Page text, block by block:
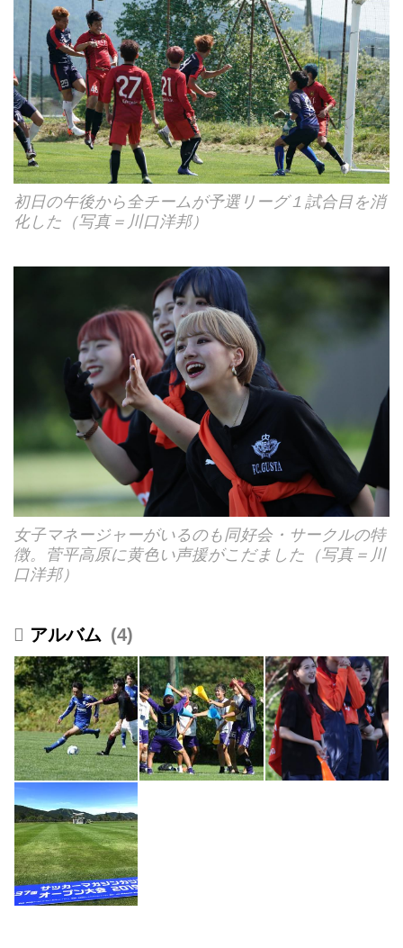
初日の午後から全チームが予選リーグ１試合目を消
化した（写真＝川口洋邦）
女子マネージャーがいるのも同好会・サークルの特
徴。菅平高原に黄色い声援がこだました（写真＝川
口洋邦）
4